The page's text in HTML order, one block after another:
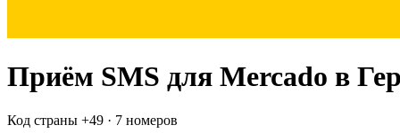
Приём SMS для Mercado в
Код страны +49 · 7 номеров